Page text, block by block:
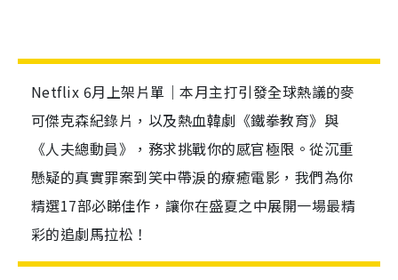
Netflix 6月上架片單｜本月主打引發全球熱議的麥
可傑克森紀錄片，以及熱血韓劇《鐵拳教育》與
《人夫總動員》，務求挑戰你的感官極限。從沉重
懸疑的真實罪案到笑中帶淚的療癒電影，我們為你
精選17部必睇佳作，讓你在盛夏之中展開一場最精
彩的追劇馬拉松！